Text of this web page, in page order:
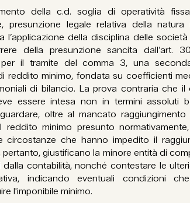
della c.d. soglia di operatività
presunzione legale relativa della natura
l’applicazione della disciplina delle
della presunzione sancita dall’art.
per il tramite del comma 3, una
reddito minimo, fondata su coefficienti
di bilancio. La prova contraria che il
essere intesa non in termini assoluti
oltre al mancato
reddito minimo presunto
circostanze che hanno impedito il
pertanto, giustificano la minore entità di
contabilità, nonché contestare le
indicando eventuali condizioni
l'imponibile minimo.